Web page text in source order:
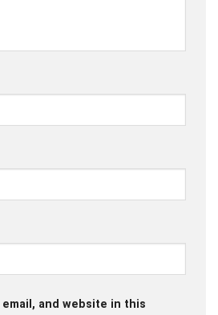
email, and website in this